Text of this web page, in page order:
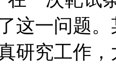
这一问题
研究工作